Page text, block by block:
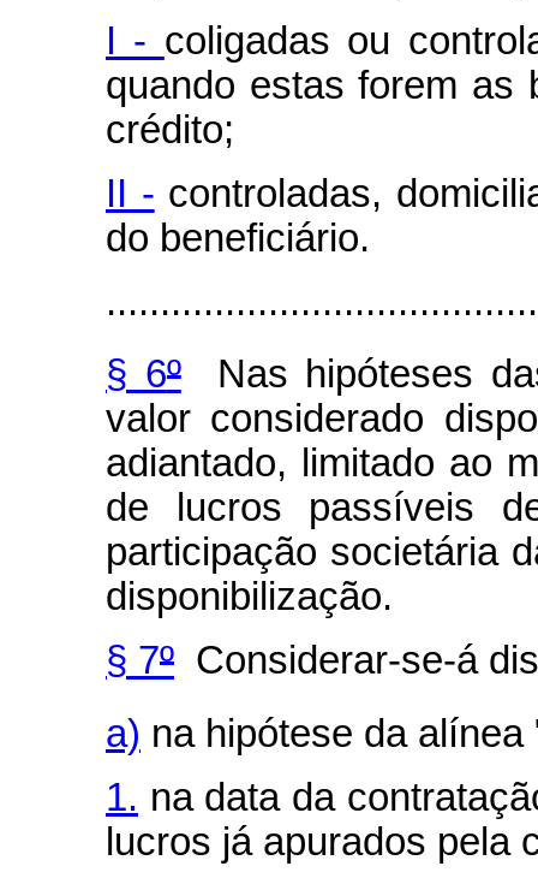
I - coligadas ou
quando estas forem as
crédito;
II - controladas,
do beneficiário.
§ 6ºNas hipóteses
valor considerado
adiantado, limitado ao
de lucros passíveis
participação societária
disponibilização.
§ 7º Considerar-se-á
a) na hipótese da alínea
1. na data da
lucros já apurados pela